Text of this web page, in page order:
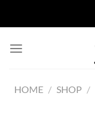
HOME / SHOP /